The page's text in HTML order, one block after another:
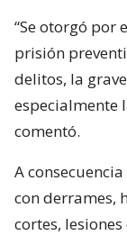
“Se otorgó
prisión
delitos, la
especialmente
comentó.
A
con derrames,
cortes,